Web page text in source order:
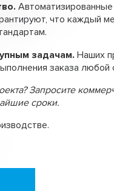
что каждый
задачам. Наших
заказа любой
Запросите
сроки.